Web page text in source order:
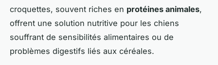
croquettes, souvent riches en protéines animales,
offrent une solution nutritive pour les chiens
souffrant de sensibilités alimentaires ou de
problèmes digestifs liés aux céréales.